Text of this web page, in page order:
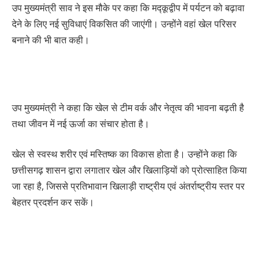
उप मुख्यमंत्री साव ने इस मौके पर कहा कि मद्कूद्वीप में पर्यटन को बढ़ावा
देने के लिए नई सुविधाएं विकसित की जाएंगी। उन्होंने वहां खेल परिसर
बनाने की भी बात कही।
उप मुख्यमंत्री ने कहा कि खेल से टीम वर्क और नेतृत्व की भावना बढ़ती है
तथा जीवन में नई ऊर्जा का संचार होता है।
खेल से स्वस्थ शरीर एवं मस्तिष्क का विकास होता है। उन्होंने कहा कि
छत्तीसगढ़ शासन द्वारा लगातार खेल और खिलाड़ियों को प्रोत्साहित किया
जा रहा है, जिससे प्रतिभावान खिलाड़ी राष्ट्रीय एवं अंतर्राष्ट्रीय स्तर पर
बेहतर प्रदर्शन कर सकें।